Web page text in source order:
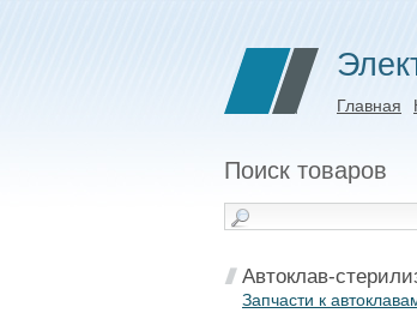
Главная
Поиск товаров
Автоклав-
Запчасти к